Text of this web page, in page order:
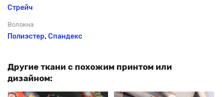
Стрейч
Волокна
Полиэстер, Спандекс
Другие ткани с похожим принтом или
дизайном: